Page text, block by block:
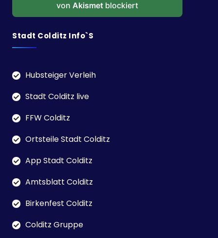
von Akismet blockiert
Stadt Colditz Info`s
Hubsteiger Verleih
Stadt Colditz live
FFW Colditz
Ortsteile Stadt Colditz
App Stadt Colditz
Amtsblatt Colditz
Birkenfest Colditz
Colditz Gruppe